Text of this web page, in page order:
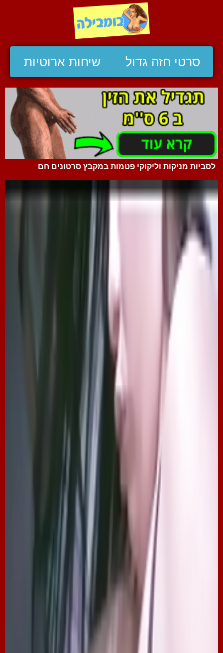
סרטי חזה גדול שיחות ארוטיות
לסביות מניקות וליקוקי פטמות במקבץ סרטונים חם